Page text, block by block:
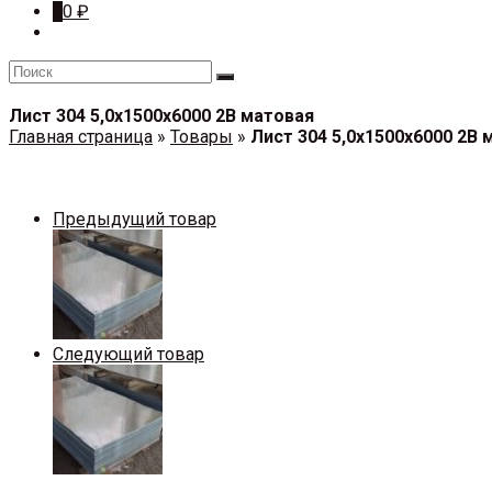
0 ₽
Лист 304 5,0х1500х6000 2В матовая
Главная страница » Товары » Лист 304 5,0х1500х6000 2В
Предыдущий товар
Следующий товар